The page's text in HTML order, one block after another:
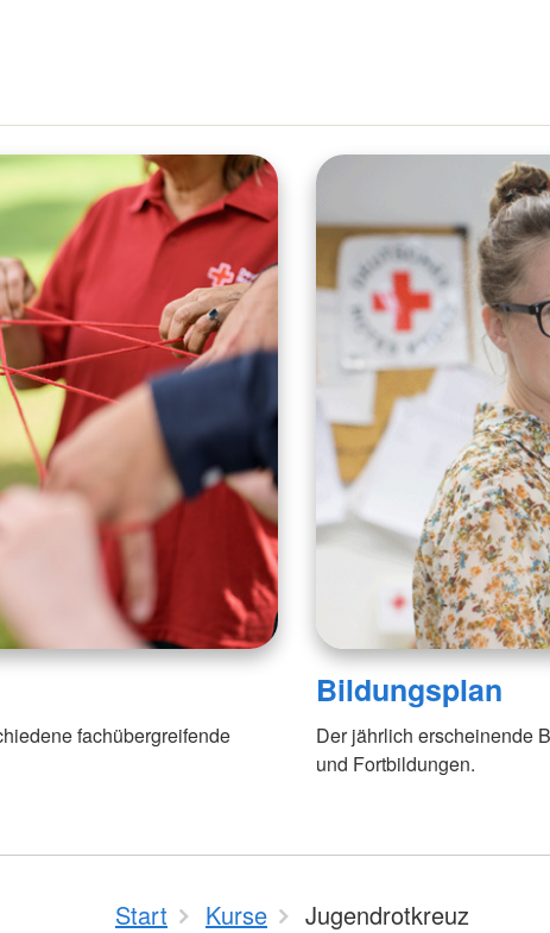
fachübergreifende
Bildungsplan
Der jährlich erscheinende
und Fortbildungen.
Start Kurse Jugendrotkreuz